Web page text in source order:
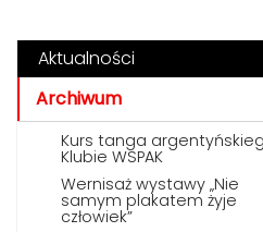
Aktualności
Archiwum
Kurs tanga
Klubie WSPAK
Wernisaż wystawy „Nie
samym plakatem żyje
człowiek”